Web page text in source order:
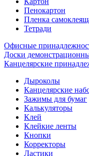
Пенокартон
Пленка
Тетради
Офисные
Доски
Канцелярские
Дыроколы
Канцелярские
Зажимы для бумаг
Калькуляторы
Клей
Клейкие ленты
Кнопки
Корректоры
Ластики